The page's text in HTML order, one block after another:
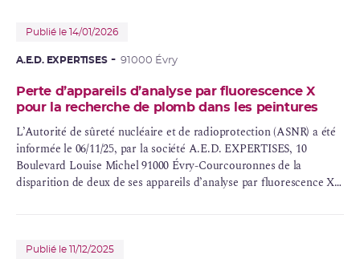
Publié le 14/01/2026
A.E.D. EXPERTISES 91000 Évry
Perte d’appareils d’analyse par fluorescence X
pour la recherche de plomb dans les peintures
L’Autorité de sûreté nucléaire et de radioprotection (ASNR) a été
informée le 06/11/25, par la société A.E.D. EXPERTISES, 10
Boulevard Louise Michel 91000 Évry-Courcouronnes de la
disparition de deux de ses appareils d’analyse par fluorescence X
s’agit donc de sources de catégorie D au sens du code de la santé
Publié le 11/12/2025